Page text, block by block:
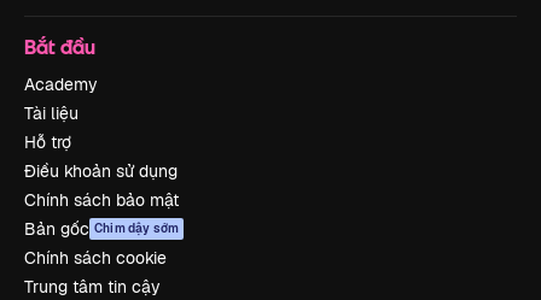
Bắt đầu
Academy
Tài liệu
Hỗ trợ
Điều khoản sử dụng
Chính sách bảo mật
Bản gốc Chim dậy sớm
Chính sách cookie
Trung tâm tin cậy